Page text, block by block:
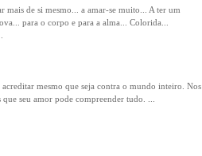
de si mesmo... a amar-se muito... A ter um
para o corpo e para a alma... Colorida...
mesmo que seja contra o mundo inteiro. Nos
seu amor pode compreender tudo. ...